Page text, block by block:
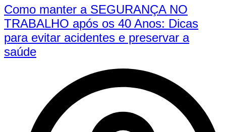
Como manter a SEGURANÇA NO
TRABALHO após os 40 Anos: Dicas
para evitar acidentes e preservar a
saúde